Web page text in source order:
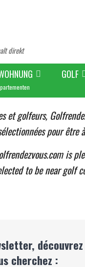
direkt
GOLF
et golfeurs,
pour être
is
to be near golf
découvrez
cherchez :